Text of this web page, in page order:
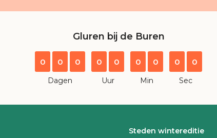
Gluren bij de Buren
0 0 0
Dagen
0 0
Uur
0 0
Min
0 0
Sec
Steden wintereditie